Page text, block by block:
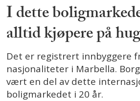
I dette
alltid kjøpere på
Det er registrert innbyggere
nasjonaliteter i Marbella.
vært en del av dette
boligmarkedet i 20 år.